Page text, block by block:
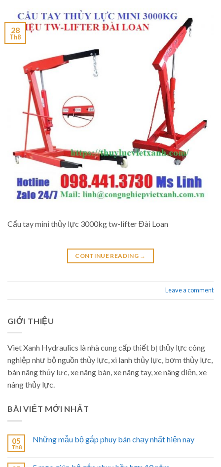
28
Th8
Cẩu tay mini thủy lực 3000kg tw-lifter Đài Loan
CONTINUE READING →
Leave a comment
GIỚI THIỆU
Viet Xanh Hydraulics là nhà cung cấp thiết bị thủy lực công
nghiệp như bộ nguồn thủy lực, xi lanh thủy lực, bơm thủy lực,
bàn nâng thủy lực, xe nâng bàn, xe nâng tay, xe nâng điện, xe
nâng thủy lực.
BÀI VIẾT MỚI NHẤT
05
Th8
Những mẫu bộ gắp phuy bán chạy nhất hiện nay